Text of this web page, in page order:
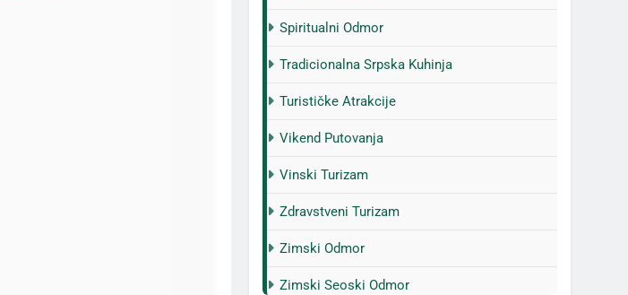
Spiritualni Odmor
Tradicionalna Srpska Kuhinja
Turističke Atrakcije
Vikend Putovanja
Vinski Turizam
Zdravstveni Turizam
Zimski Odmor
Zimski Seoski Odmor